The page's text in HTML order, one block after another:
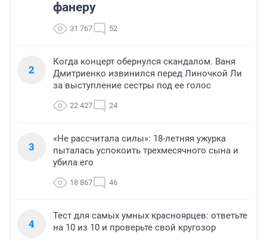
фанеру
31 767 52
2
Когда концерт обернулся скандалом. Ваня
Дмитриенко извинился перед Линочкой Ли
за выступление сестры под ее голос
22 427 24
3
«Не рассчитала силы»: 18-летняя ужурка
пыталась успокоить трехмесячного сына и
убила его
18 867 46
4
Тест для самых умных красноярцев: ответьте
на 10 из 10 и проверьте свой кругозор